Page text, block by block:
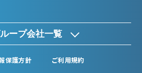
ープ会社一覧
保護方針 ご利用規約